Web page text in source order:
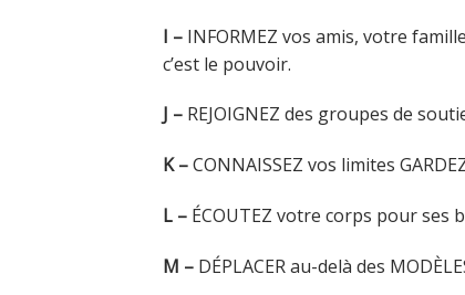
I – INFORMEZ vos amis, votre
c’est le pouvoir.
J – REJOIGNEZ des groupes de
K –CONNAISSEZ vos limites
L – ÉCOUTEZ votre corps pour ses
M – DÉPLACER au-delà des